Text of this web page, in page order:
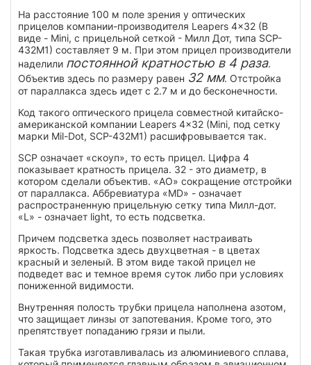
На расстояние 100 м поле зрения у оптических
прицелов компании-производителя Leapers 4x32 (В
виде - Mini, с прицельной сеткой - Милл Дот, типа SCP-
432M1) составляет 9 м. При этом прицел производители
наделили постоянной кратностью в 4 раза.
Объектив здесь по размеру равен 32 мм. Отстройка
от параллакса здесь идет с 2.7 м и до бесконечности.
Код такого оптического прицела совместной китайско-
американской компании Leapers 4x32 (Mini, под сетку
марки Mil-Dot, SCP-432M1) расшифровывается так.
SCP означает «скоуп», то есть прицел. Цифра 4
показывает кратность прицела. 32 - это диаметр, в
котором сделали объектив. «AO» сокращение отстройки
от параллакса. Аббревиатура «MD» - означает
распространенную прицельную сетку типа Милл-дот.
«L» - означает light, то есть подсветка.
Причем подсветка здесь позволяет настраивать
яркость. Подсветка здесь двухцветная - в цветах
красный и зеленый. В этом виде такой прицел не
подведет вас и темное время суток либо при условиях
пониженной видимости.
Внутренняя полость трубки прицела наполнена азотом,
что защищает линзы от запотевания. Кроме того, это
препятствует попаданию грязи и пыли.
Такая трубка изготавливалась из алюминиевого сплава,